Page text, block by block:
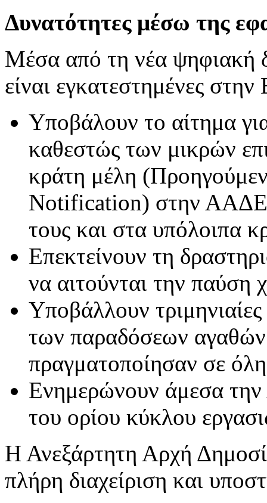
Δυνατότητες μέσω της
Μέσα από τη νέα ψηφιακή
είναι εγκατεστημένες
Υποβάλουν το αίτημα
καθεστώς των μικρών
κράτη μέλη
Notification) στην ΑΑΔΕ,
τους και στα υπόλοιπα
Επεκτείνουν τη
να αιτούνται την παύση
Υποβάλλουν
των παραδόσεων
πραγματοποίησαν σε
Ενημερώνουν άμεσα
του ορίου κύκλου
Η Ανεξάρτητη Αρχή
πλήρη διαχείριση και